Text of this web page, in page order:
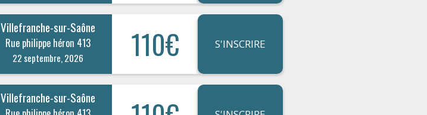
Villefranche-sur-Saône
Rue philippe héron 413
22 septembre, 2026 110€ S'INSCRIRE
Villefranche-sur-Saône